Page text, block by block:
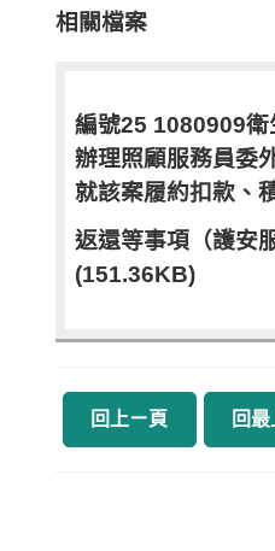
相關檔案
編號25 1080909
辦理照顧服務員委
就該案履約扣款、
返還等事項（護安
(151.36KB)
回上ㄧ頁 回